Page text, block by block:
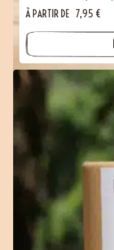
À PARTIR DE 7,95 €